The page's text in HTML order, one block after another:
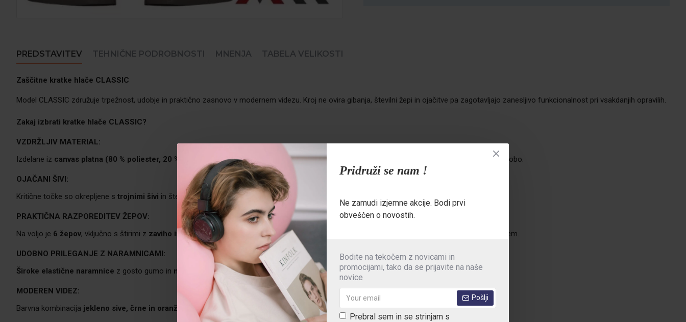
Pridruži se nam !
Ne zamudi izjemne akcije. Bodi prvi
obveščen o novostih.
Bodite na tekočem z novicami in
promocijami, tako da se prijavite na naše
novice
Pošlji
Prebral sem in se strinjam s
PREDSTAVITEV TEHNIČNE PODROBNOSTI MNENJA TABELA VELIKOSTI
Zaščitne kratke hlače CLASSIC
Model CLASSIC združuje trpežnost, udobje in praktično zasnovo v modernem videzu. Kroj ne ovira gibanja, številni žepi in ojačitve pa zagotavljajo zanesljivo funkcionalnost pri vsakdanjih opravilih.
Zakaj izbrati kratke hlače CLASSIC?
VZDRŽLJIV MATERIAL:
Izdelane iz canvas platna (80 % poliester, 20 % bombaž) z gramaturo 270 g/m², ki zagotavlja visoko odpornost proti obrabi in dolgo življenjsko dobo.
OJAČANI ŠIVI:
Kritične točke so okrepljene s trojnimi šivi in številnimi ojačitvenimi zaklopiza večjo obstojnost pri zahtevnejšem delu.
PRAKTIČNA RAZPOREDITEV ŽEPOV:
Na voljo je 6 žepov, vključno s štirimi z zaviho in zapiranjem na ježka . Žepi so dodatno ojačani s za zaščito pred predrtjem.
UDOBNO PRILEGANJE Z NARAMNICAMI:
Široke elastične naramnice z gosto gumo in močnimi zaponkami zagotavljajo stabilnost in prilagodljivost pri vsakodnevni uporabi.
MODEREN VIDEZ:
Barvna kombinacija jekleno sive, črne in oranžnih detajlov ustvari profesionalen in sodoben videz.